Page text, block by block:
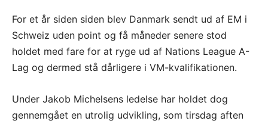
For et år siden siden blev Danmark sendt ud af EM i
Schweiz uden point og få måneder senere stod
holdet med fare for at ryge ud af Nations League A-
Lag og dermed stå dårligere i VM-kvalifikationen.
Under Jakob Michelsens ledelse har holdet dog
gennemgået en utrolig udvikling, som tirsdag aften